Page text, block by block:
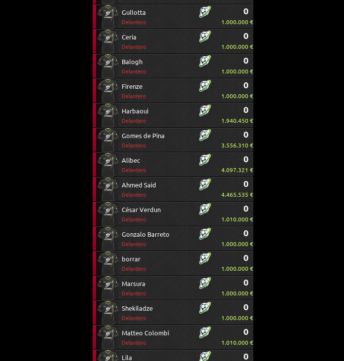
Gullotta
Delantero
0
1.000.000 €
Ceria
Delantero
0
1.000.000 €
Balogh
Delantero
0
1.000.000 €
Firenze
Delantero
0
1.000.000 €
Harbaoui
Delantero
0
1.940.450 €
Gomes de Pina
Delantero
0
3.556.310 €
Alibec
Delantero
0
4.097.321 €
Ahmed Said
Delantero
0
4.465.535 €
César Verdun
Delantero
0
1.010.000 €
Gonzalo Barreto
Delantero
0
1.000.000 €
borrar
Delantero
0
1.000.000 €
Marsura
Delantero
0
1.000.000 €
Shekiladze
Delantero
0
1.000.000 €
Matteo Colombi
Delantero
0
1.010.000 €
Lila 0